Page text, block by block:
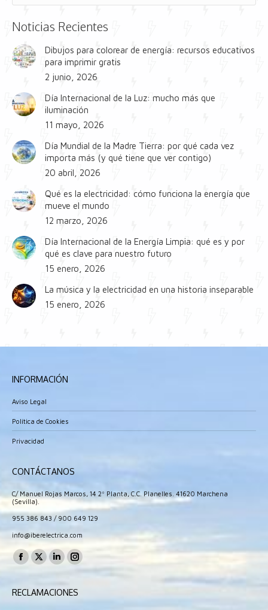
Noticias Recientes
Dibujos para colorear de energía: recursos educativos
para imprimir gratis
2 junio, 2026
Día Internacional de la Luz: mucho más que
iluminación
11 mayo, 2026
Día Mundial de la Madre Tierra: por qué cada vez
importa más (y qué tiene que ver contigo)
20 abril, 2026
Qué es la electricidad: cómo funciona la energía que
mueve el mundo
12 marzo, 2026
Día Internacional de la Energía Limpia: qué es y por
qué es clave para nuestro futuro
15 enero, 2026
La música y la electricidad en una historia inseparable
15 enero, 2026
INFORMACIÓN
Aviso Legal
Política de Cookies
Privacidad
CONTÁCTANOS
C/ Manuel Rojas Marcos, 14 2º Planta, C.C. Planelles. 41620 Marchena
(Sevilla).
955 386 843 / 900 649 129
info@iberelectrica.com
Encuéntranos en:
Facebook
opens
X
opens
Linkedin
opens
Instagram
opens
RECLAMACIONES